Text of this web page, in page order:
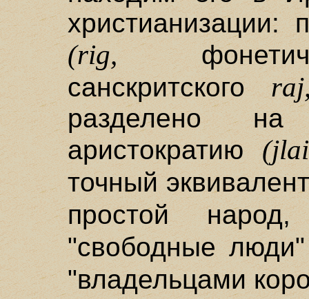
христианизации:
(rig,
санскритского
разделено
аристократию
точный
простой
"свободные
"владельцами